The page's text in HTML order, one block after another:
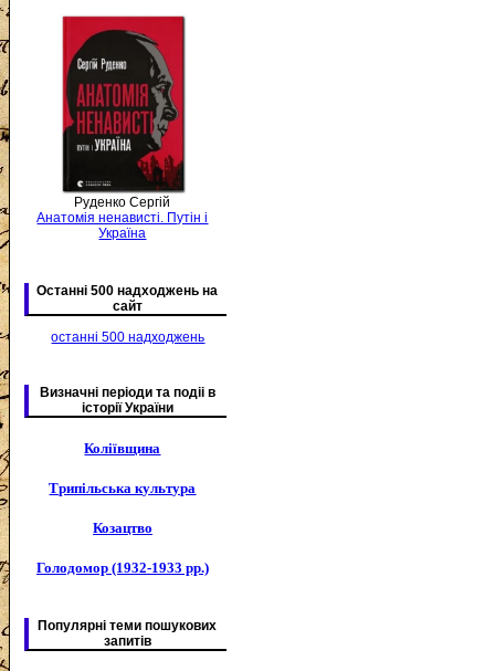
Руденко Сергій
Анатомія ненависті. Путін і
Україна
Останні 500 надходжень на
сайт
останні 500 надходжень
Визначні періоди та подіі в
історії України
Коліївщина
Трипільська культура
Козацтво
Голодомор (1932-1933 рр.)
Популярні теми пошукових
запитів